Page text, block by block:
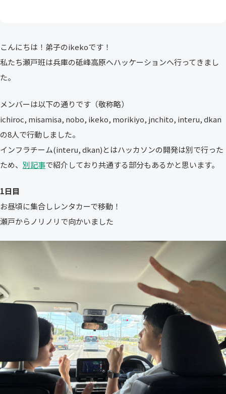
こんにちは！弟子のikekoです！
私たち瀬戸班は兵庫の砥峰高原へハッケーションへ行ってきまし
た。
メンバーは以下の通りです（敬称略）
ichiroc, misamisa, nobo, ikeko, morikiyo, jnchito, interu, dkan
の8人で行動しました。
インフラチーム(interu, dkan)とはハッカソンの開発は別で行った
ため、 別記事で紹介しており共通する部分もあるかと思います。
1日目
お昼頃に集合しレンタカーで移動！
瀬戸からノリノリで向かいました